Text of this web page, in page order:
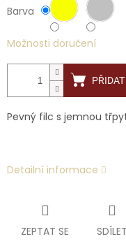
Barva
Možnosti doručení
Pevný filc s jemnou
Detailní informace
ZEPTAT SE SDÍLET